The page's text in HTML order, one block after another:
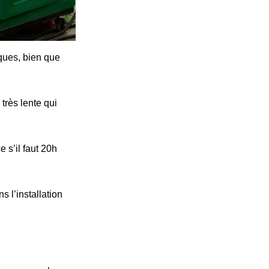
bien que
très lente qui
s’il faut 20h
l’installation